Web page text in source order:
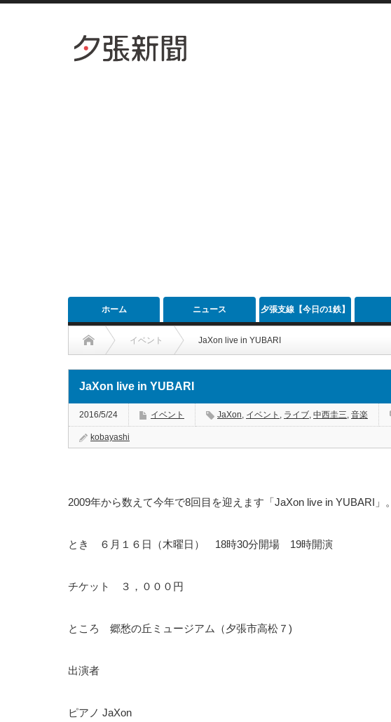
ホーム ニュース 夕張支線【今日の1鉄】
イベント JaXon live in YUBARI
JaXon live in YUBARI
2016/5/24 イベント JaXon, イベント , ライブ, 中西圭三, 音楽
kobayashi
2009年から数えて今年で8回目を迎えます「JaXon live in YUBARI」。
とき ６月１６日（木曜日） 18時30分開場 19時開演
チケット ３，０００円
ところ 郷愁の丘ミュージアム（夕張市高松７)
出演者
ピアノ JaXon